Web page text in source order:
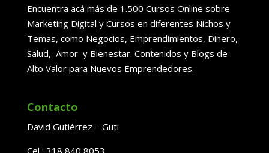
Encuentra acá más de 1.500 Cursos Online sobre
Marketing Digital y Cursos en diferentes Nichos y
Temas, como Negocios, Emprendimientos, Dinero,
Salud, Amor y Bienestar. Contenidos y Blogs de
Alto Valor para Nuevos Emprendedores.
Contacto
David Gutiérrez – Guti
Cel : 318 840 8053